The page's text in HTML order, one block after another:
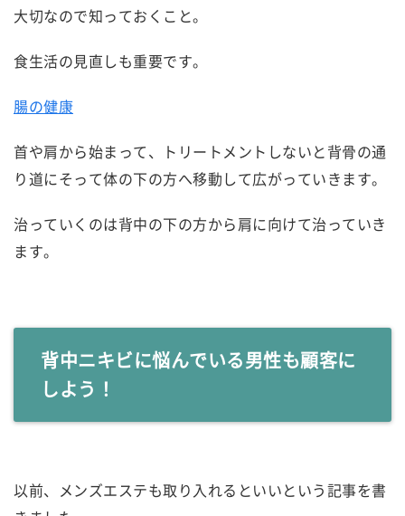
大切なので知っておくこと。
食生活の見直しも重要です。
腸の健康
首や肩から始まって、トリートメントしないと背骨の通
り道にそって体の下の方へ移動して広がっていきます。
治っていくのは背中の下の方から肩に向けて治っていき
ます。
背中ニキビに悩んでいる男性も顧客に
しよう！
以前、メンズエステも取り入れるといいという記事を書